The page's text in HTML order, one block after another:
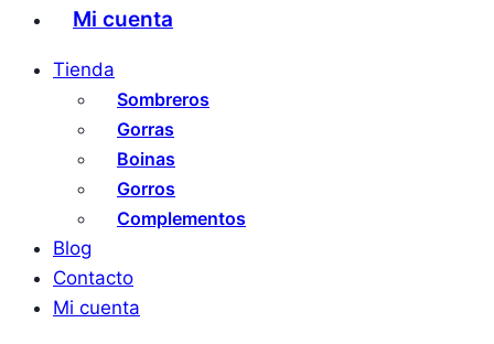
Mi cuenta
Tienda
Sombreros
Gorras
Boinas
Gorros
Complementos
Blog
Contacto
Mi cuenta